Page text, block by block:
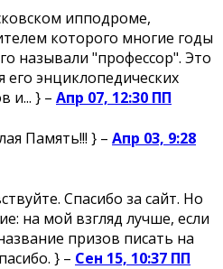
ипподроме,
которого многие годы
называли "профессор". Это
его энциклопедических
и... } – Апр 07, 12:30 ПП
Память!!! } – Апр 03, 9:28
Спасибо за сайт. Но
на мой взгляд лучше, если
призов писать на
} – Сен 15, 10:37 ПП